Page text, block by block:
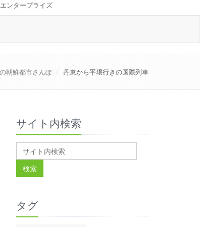
ンタープライズ
朝鮮都市さんぽ 丹東から平壌行きの国際列車
サイト内検索
タグ